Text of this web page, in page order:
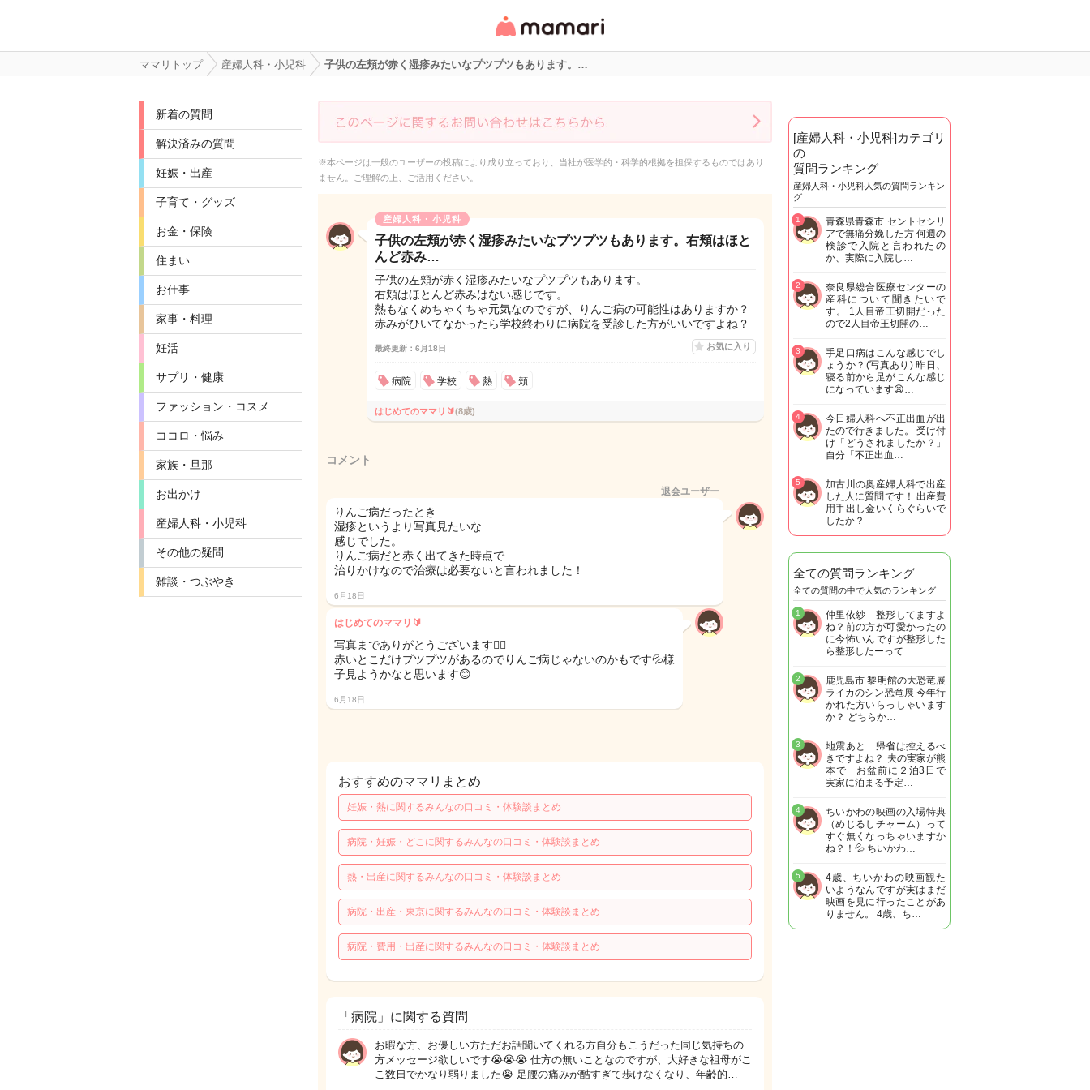
リ・情報サイト
ママリトップ 産婦人科・小児科 子供の左頬が赤く湿疹みたいなプツプツもあります。…
新着の質問
解決済みの質問
妊娠・出産
子育て・グッズ
お金・保険
住まい
お仕事
家事・料理
妊活
サプリ・健康
ファッション・コスメ
ココロ・悩み
家族・旦那
お出かけ
産婦人科・小児科
その他の疑問
雑談・つぶやき
※本ページは一般のユーザーの投稿により成り立っており、当社が医学的・科学的根拠を担保するものではあり
ません。ご理解の上、ご活用ください。
産婦人科・小児科
子供の左頬が赤く湿疹みたいなプツプツもあります。右頬はほと
んど赤み…
子供の左頬が赤く湿疹みたいなプツプツもあります。
右頬はほとんど赤みはない感じです。
熱もなくめちゃくちゃ元気なのですが、りんご病の可能性はありますか？
赤みがひいてなかったら学校終わりに病院を受診した方がいいですよね？
最終更新：6月18日 お気に入り
病院 学校 熱 頬
はじめてのママリ🔰(8歳)
コメント
退会ユーザー
りんご病だったとき
湿疹というより写真見たいな
感じでした。
りんご病だと赤く出てきた時点で
治りかけなので治療は必要ないと言われました！
6月18日
はじめてのママリ🔰
写真までありがとうございます🙇‍♀️
赤いとこだけプツプツがあるのでりんご病じゃないのかもです💦様
子見ようかなと思います😊
6月18日
おすすめのママリまとめ
妊娠・熱に関するみんなの口コミ・体験談まとめ
病院・妊娠・どこに関するみんなの口コミ・体験談まとめ
熱・出産に関するみんなの口コミ・体験談まとめ
病院・出産・東京に関するみんなの口コミ・体験談まとめ
病院・費用・出産に関するみんなの口コミ・体験談まとめ
「病院」に関する質問
お暇な方、お優しい方ただお話聞いてくれる方自分もこうだった同じ気持ちの
方メッセージ欲しいです😭😭😭 仕方の無いことなのですが、大好きな祖母がこ
こ数日でかなり弱りました😭 足腰の痛みが酷すぎて歩けなくなり、年齢的…
[産婦人科・小児科]カテゴリ
の
質問ランキング
産婦人科・小児科人気の質問ランキン
グ
青森県青森市 セントセシリ
アで無痛分娩した方 何週の
検診で入院と言われたの
か、実際に入院し…
1
奈良県総合医療センターの
産科について聞きたいで
す。 1人目帝王切開だった
ので2人目帝王切開の…
2
手足口病はこんな感じでし
ょうか？(写真あり) 昨日、
寝る前から足がこんな感じ
になっています😫…
3
今日婦人科へ不正出血が出
たので行きました。 受け付
け「どうされましたか？」
自分「不正出血…
4
加古川の奥産婦人科で出産
した人に質問です！ 出産費
用手出し金いくらぐらいで
したか？
5
全ての質問ランキング
全ての質問の中で人気のランキング
仲里依紗 整形してますよ
ね？前の方が可愛かったの
に今怖いんですが整形した
ら整形したーって…
1
鹿児島市 黎明館の大恐竜展
ライカのシン恐竜展 今年行
かれた方いらっしゃいます
か？ どちらか…
2
地震あと 帰省は控えるべ
きですよね？ 夫の実家が熊
本で お盆前に２泊3日で
実家に泊まる予定…
3
ちいかわの映画の入場特典
（めじるしチャーム）って
すぐ無くなっちゃいますか
ね？！💦 ちいかわ…
4
4歳、ちいかわの映画観た
いようなんですが実はまだ
映画を見に行ったことがあ
りません。 4歳、ち…
5